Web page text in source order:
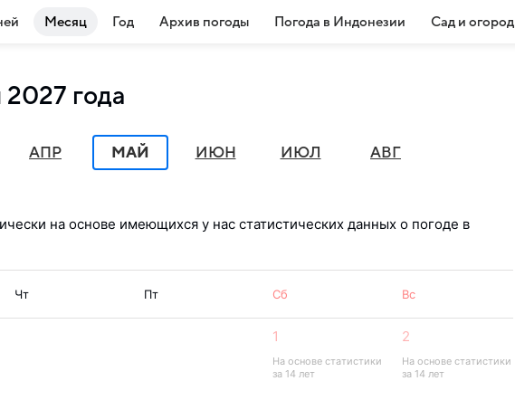
Месяц Год Архив погоды Погода в Индонезии Сад и огород
2027 года
АПР МАЙ ИЮН ИЮЛ АВГ
на основе имеющихся у нас статистических данных о погоде в
Чт Пт Сб Вс
1
На основе статистики
за 14 лет
2
На основе статистики
за 14 лет